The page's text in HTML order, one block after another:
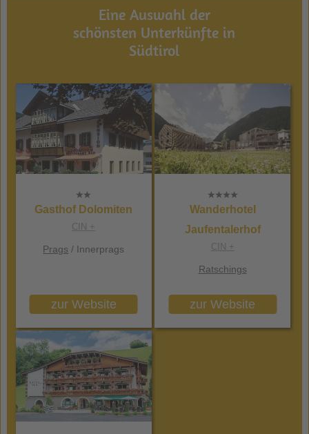
Eine Auswahl der
schönsten Unterkünfte in
Südtirol
Gasthof Dolomiten
CIN +
Prags / Innerprags
zur Website
Wanderhotel
Jaufentalerhof
CIN +
Ratschings
zur Website